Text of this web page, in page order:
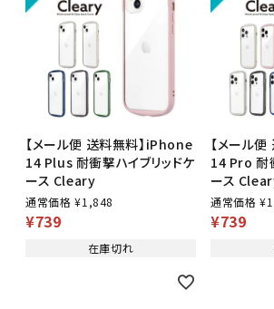
【メール便 送料無料】iPhone
14 Plus 耐衝撃ハイブリッドケ
ース Cleary
通常価格 ¥1,848
¥739
在庫切れ
【メール
14 Pro 耐
ース
通常価格 ¥
¥739